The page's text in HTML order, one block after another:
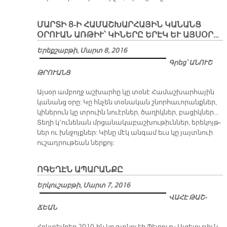
ՄԱՐՏԻ 8-Ի ՀԱՄԱՇԽԱՐՀԱՅԻՆ ԿԱՆԱՆՑ
ՕՐՈՒԱՆ ԱՌԹԻՒ՝ ԿԻՆԵՐԸ ԵՐԷԿ ԵՒ ԱՅՍՕՐ…
Երեքշաբթի, Մարտ 8, 2016
Գրեց՝ ԱՆՈՒՇ
ԹՐՈՒԱՆՑ
Այ­սօր ամ­բողջ աշ­խար­հը կը տօ­նէ Հա­մաշ­խար­հա­յին
կա­նանց օ­րը: Կը հնչեն տօ­նա­կան շնոր­հա­ւո­րանք­ներ,
կի­նե­րուն կը տրուին նուէր­ներ, ծա­ղիկ­ներ, բա­ցիկ­ներ…
Տե­ղի կ՚ու­նե­նան մրցա­նա­կա­բաշ­խու­թիւն­ներ, ե­րե­կոյթ­
ներ ու խնջոյք­ներ: Կի­նը մէկ ան­գամ եւս կը յայտ­նուի
ու­շադ­րու­թեան ներ­քոյ:
Ո­ԳԵ­ՂԷՆ Ա­ՊԱ­ՐԱՆ­ՔԸ
Երկուշաբթի, Մարտ 7, 2016
ՎԱ­ՀԷ ԹԱՇ­
ՃԵԱՆ